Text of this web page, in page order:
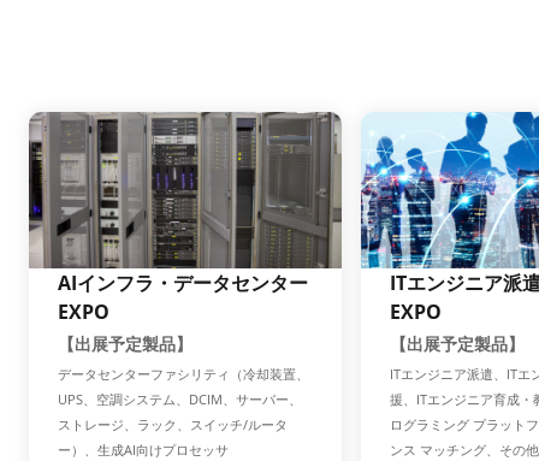
AIインフラ・データセンター
EXPO
【出展予定製品】
データセンターファシリティ（冷却装置、
UPS、空調システム、DCIM、サーバー、
ストレージ、ラック、スイッチ/ルータ
ー）、生成AI向けプロセッサ
ITエンジニア派
EXPO
【出展予定製品】
ITエンジニア派遣、ITエ
援、ITエンジニア育成・
ログラミング プラット
ンス マッチング、その